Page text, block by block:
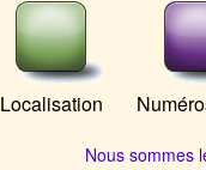
Localisation
Nous sommes